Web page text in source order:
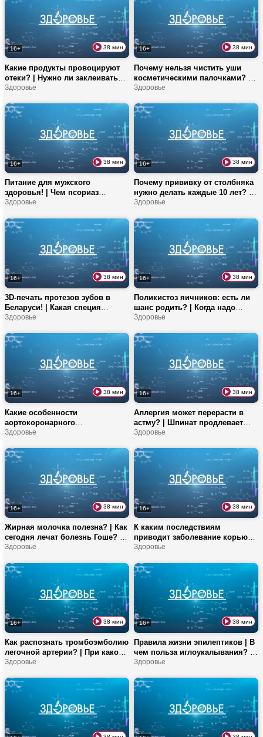
16+ 38 мин
Какие продукты провоцируют
отеки? | Нужно ли заклеивать
родинки, выходя на солнце? |
крем?
Здоровье
16+ 38 мин
Почему нельзя чистить уши
косметическими палочками? |
Как выбрать наушники, чтобы
приготовления рыбы с пользой
Здоровье
16+ 38 мин
Питание для мужского
здоровья! | Чем псориаз
отличается от дерматита? |
уровень тестостерона?
Здоровье
16+ 38 мин
Почему прививку от столбняка
нужно делать каждые 10 лет? |
Чем обычный йогурт
за чего возникает апноэ?
Здоровье
16+ 38 мин
3D-печать протезов зубов в
Беларуси! | Какая специя
замедляет процессы старения?
мезотерапию?
Здоровье
16+ 38 мин
Поликистоз яичников: есть ли
шанс родить? | Когда надо
срочно идти к гинекологу? |
Здоровье
16+ 38 мин
Какие особенности
аортокоронарного
шунтирования? | Как не
продуктов для здоровья почек
Здоровье
16+ 38 мин
Аллергия может перерасти в
астму? | Шпинат продлевает
молодость? | Что делать при
Здоровье
16+ 38 мин
Жирная молочка полезна? | Как
сегодня лечат болезнь Гоше? |
Сколько овощей нужно есть
Здоровье
16+ 38 мин
К каким последствиям
приводит заболевание корью? |
Как проходят
исследования? | Какой вид
капусты полезнее?
Здоровье
16+ 38 мин
Как распознать тромбоэмболию
легочной артерии? | При какой
операции у человека нет
женщин при менопаузе
Здоровье
16+ 38 мин
Правила жизни эпилептиков | В
чем польза иглоукалывания? |
Сколько можно съесть орехов
Здоровье